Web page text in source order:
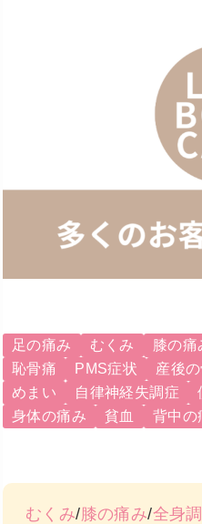
足の痛み むくみ 膝の痛
恥骨痛
PMS症状 産後
めまい
自律神経失調症
身体の痛み
貧血 背中の
むくみ/膝の痛み/全身